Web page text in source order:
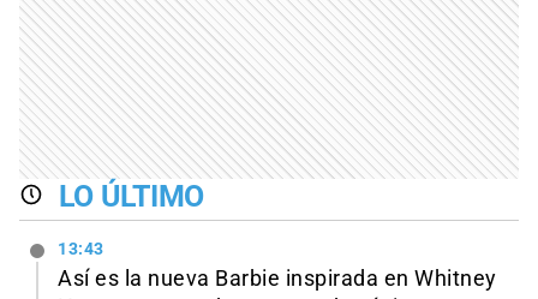
LO ÚLTIMO
13:43
Así es la nueva Barbie inspirada en Whitney